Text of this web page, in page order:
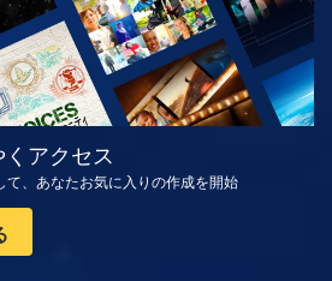
アクセス
て、あなたお気に入りの作成を開始